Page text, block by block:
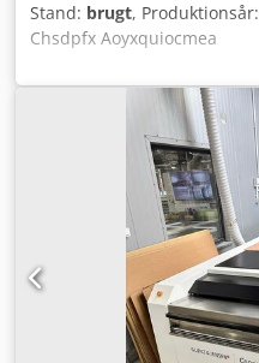
Stand: brugt, Produktionsår:
Chsdpfx Aoyxquiocmea